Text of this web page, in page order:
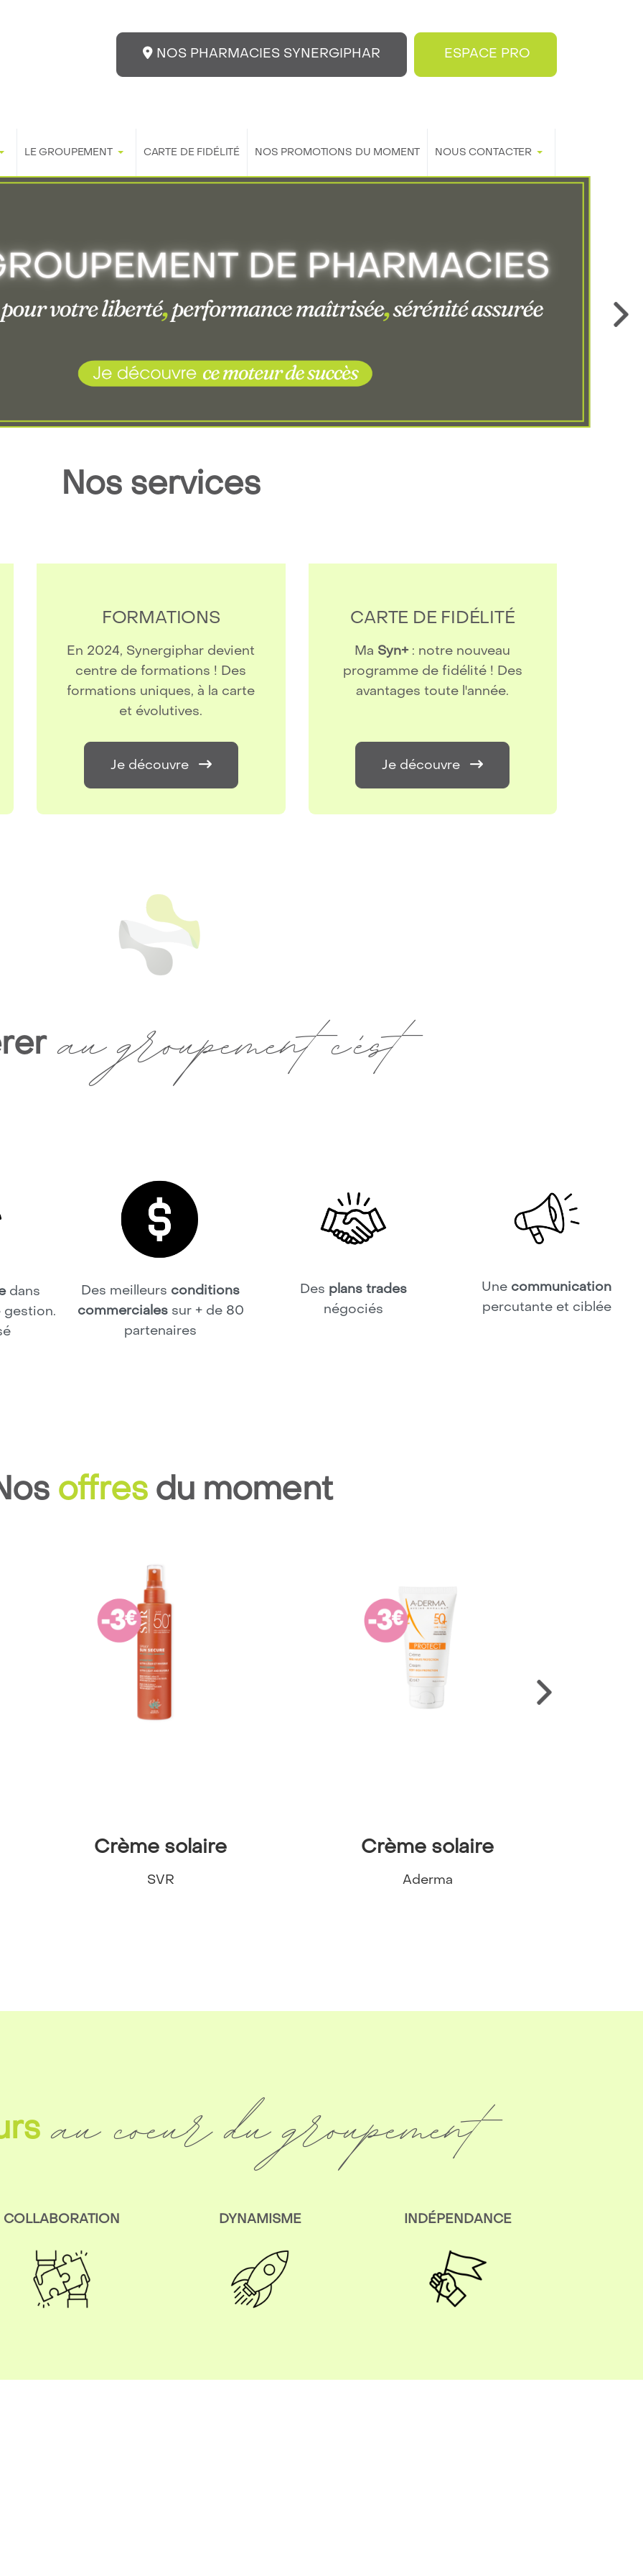
NOS PHARMACIES SYNERGIPHAR ESPACE PRO
LE GROUPEMENT CARTE DE FIDÉLITÉ NOS PROMOTIONS DU MOMENT NOUS CONTACTER
Nos services
FORMATIONS
En 2024, Synergiphar devient
centre de formations ! Des
formations uniques, à la carte
et évolutives.
Je découvre
CARTE DE FIDÉLITÉ
Ma Syn+ : notre nouveau
programme de fidélité ! Des
avantages toute l'année.
Je découvre
au groupement c'est
dans
gestion.
Des meilleurs conditions
commercialessur + de 80
partenaires
Des plans trades
négociés
Une communication
percutante et ciblée
offres du moment
Crème solaire
SVR
Crème solaire
Aderma
au coeur du groupement
COLLABORATION DYNAMISME INDÉPENDANCE